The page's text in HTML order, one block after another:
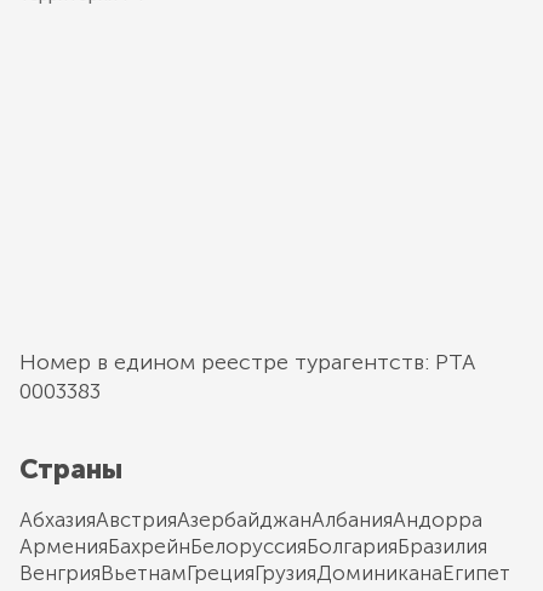
Номер в едином реестре турагентств: РТА
0003383
Страны
АбхазияАвстрияАзербайджанАлбанияАндорра
АрменияБахрейнБелоруссияБолгарияБразилия
ВенгрияВьетнамГрецияГрузияДоминиканаЕгипет